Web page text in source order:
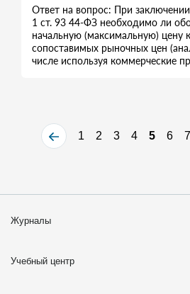
Ответ на вопрос: При
1 ст. 93 44-ФЗ необходимо ли
начальную (максимальную) цену
сопоставимых рыночных цен
числе используя коммерческие
1 2 3 4 5 6 7
Журналы
Учебный центр